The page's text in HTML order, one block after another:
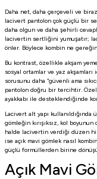
Daha net, daha çerçeveli ve
lacivert pantolon çok güçlü bir
daha olgun ve daha şehirli
lacivertin sertliğini yumuşatır;
önler. Böylece kombin ne
Bu kontrast, özellikle akşam
sosyal ortamlar ve yaz
sorusunu daha “güvenli ama
pantolon doğru bir tercihtir.
ayakkabı ile desteklendiğinde
Lacivert alt yapı
gömleğin kırışıksız, kol
halde lacivertin verdiği düzen
ise açık mavi gömlek nasıl
güçlü formüllerden birine
Açık Mavi